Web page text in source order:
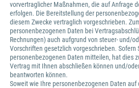
vorvertraglicher Maßnahmen, die auf Anfrage
erfolgen. Die Bereitstellung der
diesem Zwecke vertraglich vorgeschrieben.
personenbezogenen Daten bei
Rechnungen) auch aufgrund von steuer- und/
Vorschriften gesetzlich vorgeschrieben. Sofern
personenbezogenen Daten mitteilen, hat dies
Vertrag mit Ihnen abschließen können und/
beantworten können.
Soweit wie Ihre personenbezogenen Daten auf